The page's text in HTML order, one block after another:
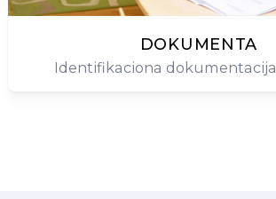
DOKUMENTA
Identifikaciona